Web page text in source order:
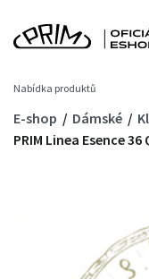
Nabídka produktů
E-shop Dámské
PRIM Linea Esence 36